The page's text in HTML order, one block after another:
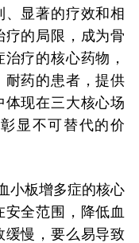
显著的疗效和相
的局限，成为骨
疗的核心药物，
耐药的患者，提供
现在三大核心场
显不可替代的价
板增多症的核心
全范围，降低血
缓慢，要么易导致